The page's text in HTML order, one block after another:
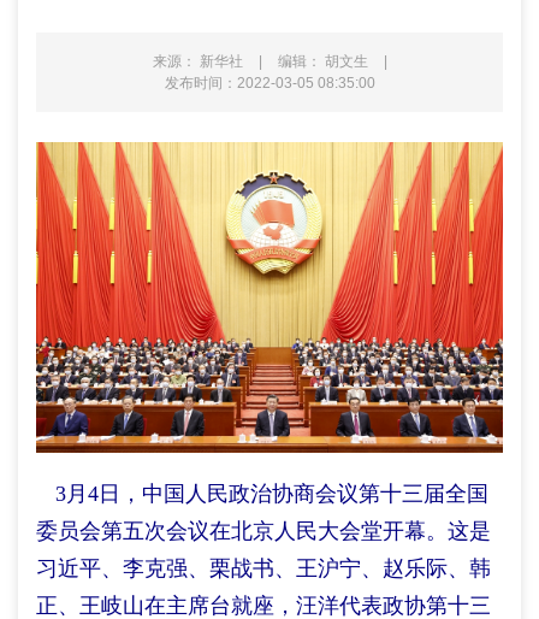
来源： 新华社 | 编辑： 胡文生
|
发布时间：2022-03-05 08:35:00
3月4日，中国人民政治协商会议第十三届全国
委员会第五次会议在北京人民大会堂开幕。这是
习近平、李克强、栗战书、王沪宁、赵乐际、韩
正、王岐山在主席台就座，汪洋代表政协第十三